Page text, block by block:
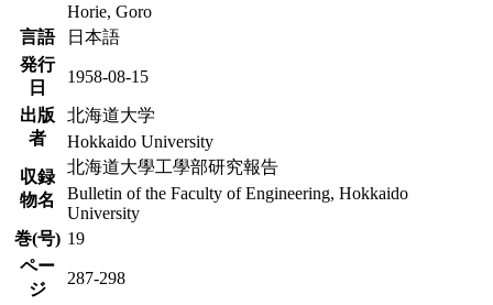
Horie, Goro
言語
日本語
発行
日
1958-08-15
出版
者
北海道大学
Hokkaido University
収録
物名
北海道大學工學部研究報告
Bulletin of the Faculty of Engineering, Hokkaido
University
巻(号) 19
ペー
ジ
287-298